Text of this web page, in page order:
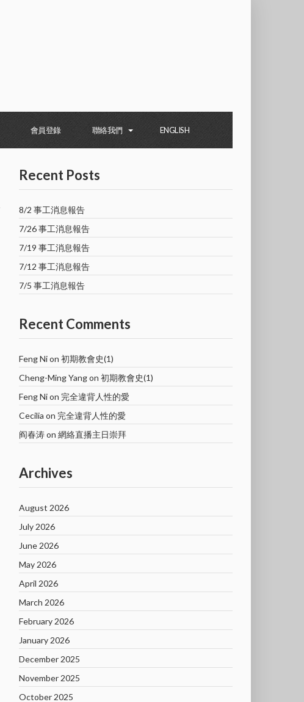
會員登錄 聯絡我們 ENGLISH
Recent Posts
8/2 事工消息報告
7/26 事工消息報告
7/19 事工消息報告
7/12 事工消息報告
7/5 事工消息報告
Recent Comments
Feng Nion 初期教會史(1)
Cheng-Ming Yangon 初期教會史(1)
Feng Nion 完全違背人性的愛
Cecilia on 完全違背人性的愛
阎春涛on 網絡直播主日崇拜
Archives
August 2026
July 2026
June 2026
May 2026
April 2026
March 2026
February 2026
January 2026
December 2025
November 2025
October 2025